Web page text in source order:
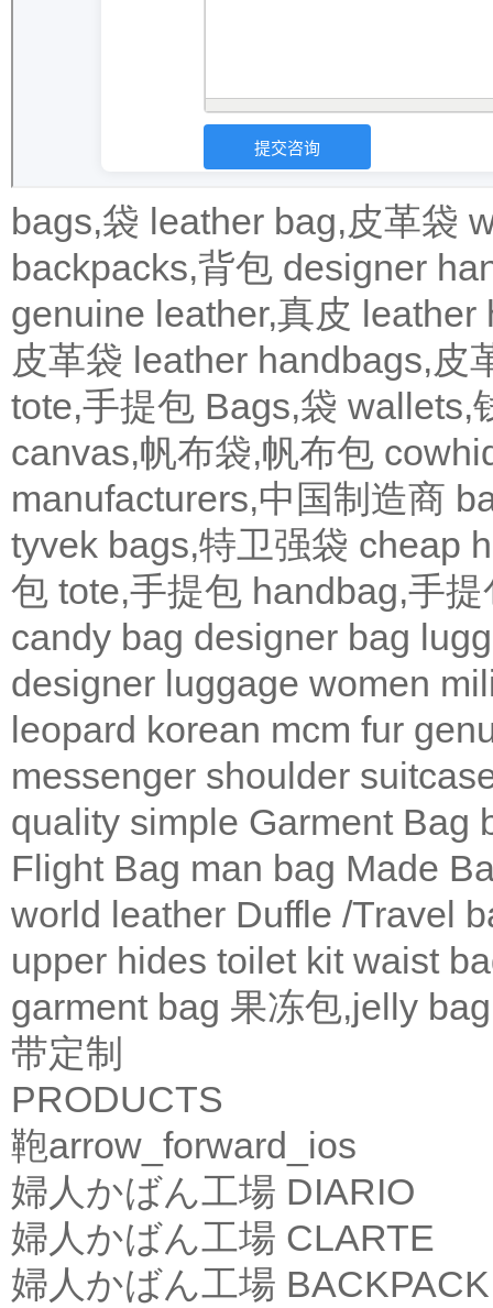
bags,袋 leather bag,皮革袋
backpacks,背包 designer
genuine leather,真皮 leather
皮革袋 leather handbags,皮
tote,手提包 Bags,袋 wallets,
canvas,帆布袋,帆布包
manufacturers,中国制造商
tyvek bags,特卫强袋 cheap
包 tote,手提包 handbag,手提
candy bag designer bag
designer luggage women
leopard korean mcm fur
messenger shoulder
quality simple Garment Bag
Flight Bag man bag Made
world leather Duffle /Travel
upper hides toilet kit waist
garment bag 果冻包,jelly bag
带定制
PRODUCTS
鞄arrow_forward_ios
婦人かばん工場 DIARIO
婦人かばん工場 CLARTE
婦人かばん工場 BACKPACK